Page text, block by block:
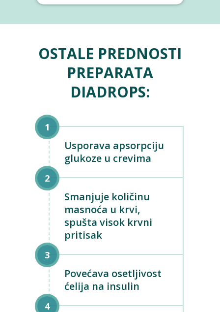
OSTALE PREDNOSTI
PREPARATA
DIADROPS:
Usporava apsorpciju
glukoze u crevima
Smanjuje količinu
masnoća u krvi,
spušta visok krvni
pritisak
Povećava osetljivost
ćelija na insulin